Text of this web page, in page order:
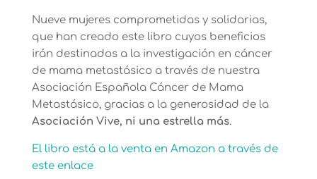
Nueve mujeres comprometidas y solidarias,
que han creado este libro cuyos beneficios
irán destinados a la investigación en cáncer
de mama metastásico a través de nuestra
Asociación Española Cáncer de Mama
Metastásico, gracias a la generosidad de la
Asociación Vive, ni una estrella más.
El libro está a la venta en Amazon a través de
este enlace